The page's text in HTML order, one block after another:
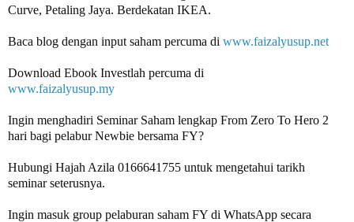
Curve, Petaling Jaya. Berdekatan IKEA.
Baca blog dengan input saham percuma di www.faizalyusup.net
www.faizalyusup.my
Ingin menghadiri Seminar Saham lengkap From Zero To Hero 2
Hubungi Hajah Azila 0166641755 untuk mengetahui tarikh
seminar seterusnya.
Ingin masuk group pelaburan saham FY di WhatsApp secara